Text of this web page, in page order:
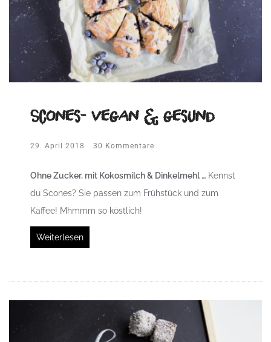
Scones- vegan & gesund
29. April 2018 30 Kommentare
Ohne Zucker, mit Kokosmilch & Dinkelmehl … Kennst
du Scones? Sie passen zum Frühstück und zum
Kaffee! Mhmmm so köstlich!
Weiterlesen